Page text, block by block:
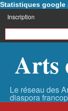
Statistiques google
Inscription
Arts